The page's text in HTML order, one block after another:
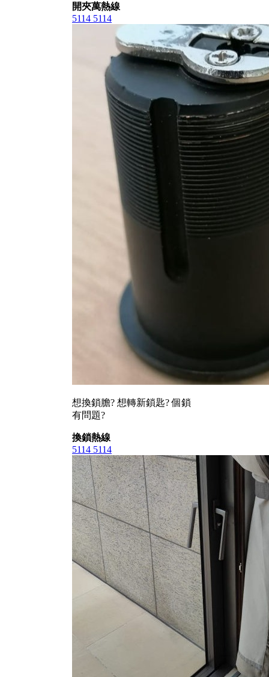
開夾萬熱線
5114 5114
想換鎖膽? 想轉新鎖匙? 個鎖
有問題?
換鎖熱線
5114 5114